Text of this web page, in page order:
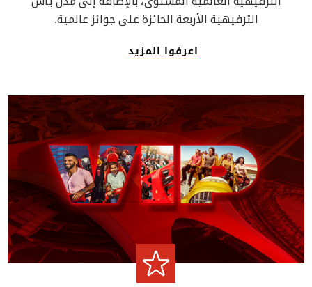
الترفيهية الأربعة الحائزة على جوائز عالمية.
اعرفوا المزيد